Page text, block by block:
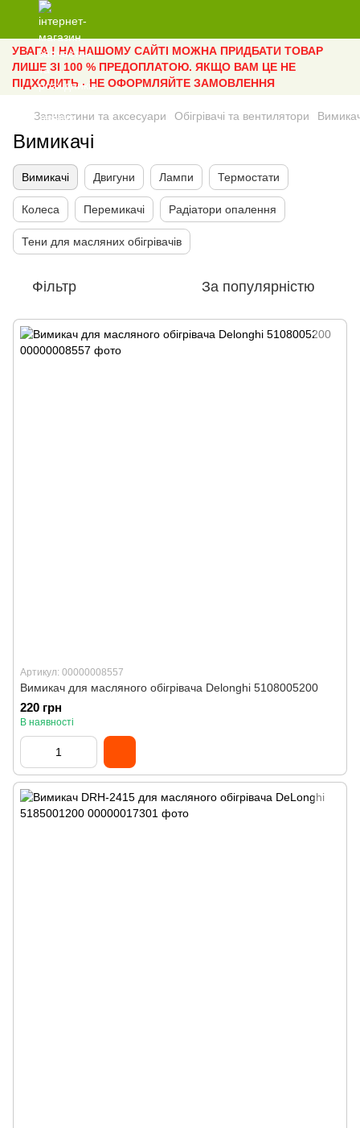
УВАГА ! НА НАШОМУ САЙТІ МОЖНА ПРИДБАТИ ТОВАР
ЛИШЕ ЗІ 100 % ПРЕДОПЛАТОЮ. ЯКЩО ВАМ ЦЕ НЕ
ПІДХОДИТЬ - НЕ ОФОРМЛЯЙТЕ ЗАМОВЛЕННЯ
Запчастини та аксесуари Обігрівачі та вентилятори
Вимикачі
Вимикачі Двигуни Лампи Термостати
Колеса Перемикачі Радіатори опалення
Тени для масляних обігрівачів
Фільтр За популярністю
Артикул: 00000008557
Вимикач для масляного обігрівача Delonghi 5108005200
220 грн
В наявності